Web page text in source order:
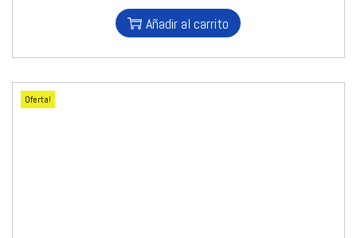
Añadir al carrito
Oferta!